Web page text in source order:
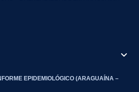
EPIDEMIOLÓGICO (ARAGUAÍNA –